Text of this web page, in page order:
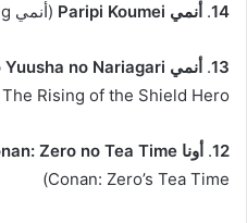
14
. أنمي Paripi Koumei (أنمي Ya Boy Kongming!)
13
. أنمي Tate no Yuusha no Nariagari الموسم الثاني
The Rising of the Shield Hero الموسم الثاني)
12
. أونا Meitantei Conan: Zero no Tea Time
Conan: Zero’s Tea Time)